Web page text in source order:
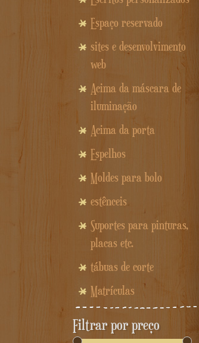
Espaço reservado
sites e desenvolvimento
web
Acima da máscara de
iluminação
Acima da porta
Espelhos
Moldes para bolo
estênceis
Suportes para pinturas,
placas etc.
tábuas de corte
Matrículas
Filtrar por preço